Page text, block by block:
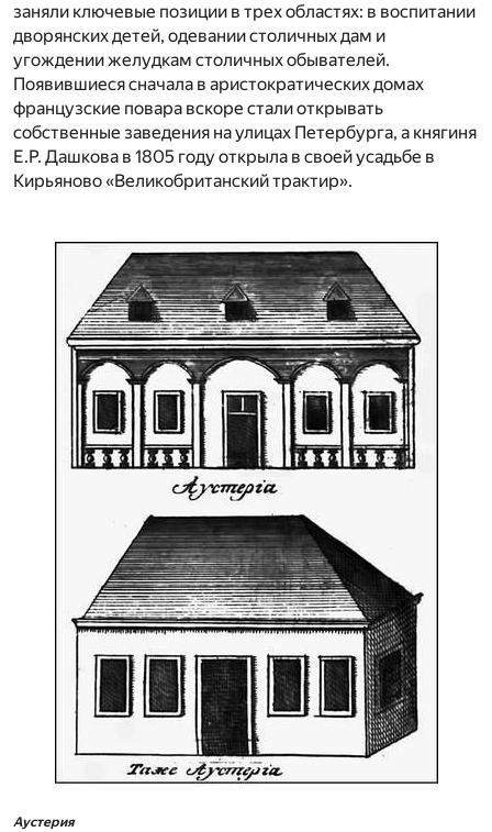
заняли ключевые позиции в трех областях: в воспитании
дворянских детей, одевании столичных дам и
угождении желудкам столичных обывателей.
Появившиеся сначала в аристократических домах
французские повара вскоре стали открывать
собственные заведения на улицах Петербурга, а княгиня
Е.Р. Дашкова в 1805 году открыла в своей усадьбе в
Кирьяново «Великобританский трактир».
Аустерия